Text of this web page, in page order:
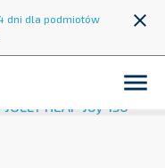
dni dla podmiotów
close

Klocki Magnetyczne
HEAP Joy 150